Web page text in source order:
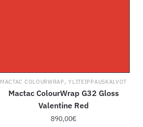
MACTAC COLOURWRAP ,YLITEIPPAUSKALVOT
Mactac ColourWrap G32 Gloss
Valentine Red
890,00€